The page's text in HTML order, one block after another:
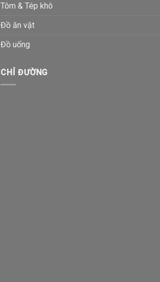
Tôm & Tép khô
Đồ ăn vặt
Đồ uống
CHỈ ĐƯỜNG